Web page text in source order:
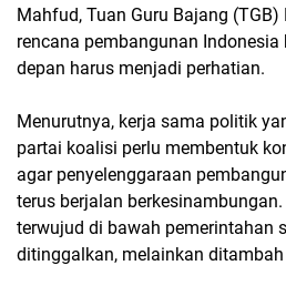
Mahfud, Tuan Guru Bajang
rencana pembangunan
depan harus menjadi perhatian.
Menurutnya, kerja sama politik
partai koalisi perlu membentuk
agar penyelenggaraan
terus berjalan
terwujud di bawah pemerintahan
ditinggalkan, melainkan